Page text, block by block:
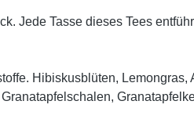
Jede Tasse dieses Tees
Hibiskusblüten, Lemongras,